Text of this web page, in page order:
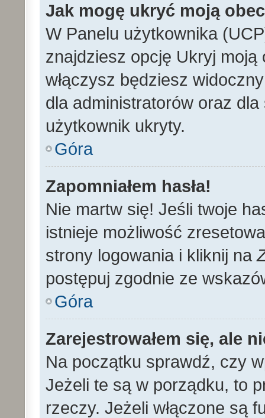
Jak mogę ukryć moją
W Panelu użytkownika
znajdziesz opcję Ukryj
włączysz będziesz
dla administratorów oraz
użytkownik ukryty.
Góra
Zapomniałem hasła!
Nie martw się! Jeśli twoje
istnieje możliwość
strony logowania i kliknij na
postępuj zgodnie ze
Góra
Zarejestrowałem się, ale
Na początku sprawdź, czy
Jeżeli te są w porządku, to
rzeczy. Jeżeli włączone są